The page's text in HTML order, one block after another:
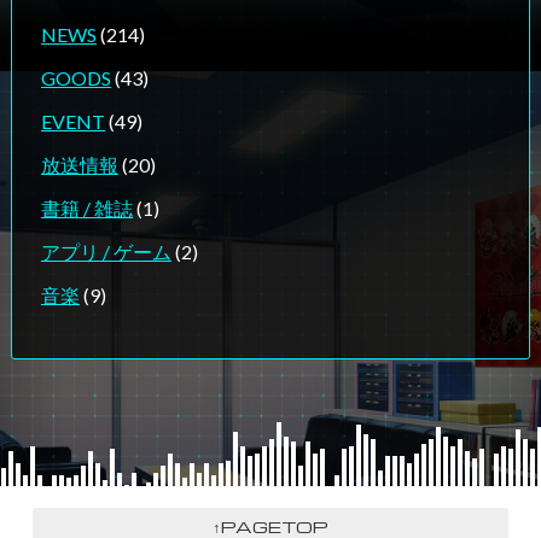
NEWS(214)
GOODS(43)
EVENT (49)
放送情報 (20)
書籍 / 雑誌(1)
アプリ / ゲーム (2)
音楽 (9)
↑PAGETOP